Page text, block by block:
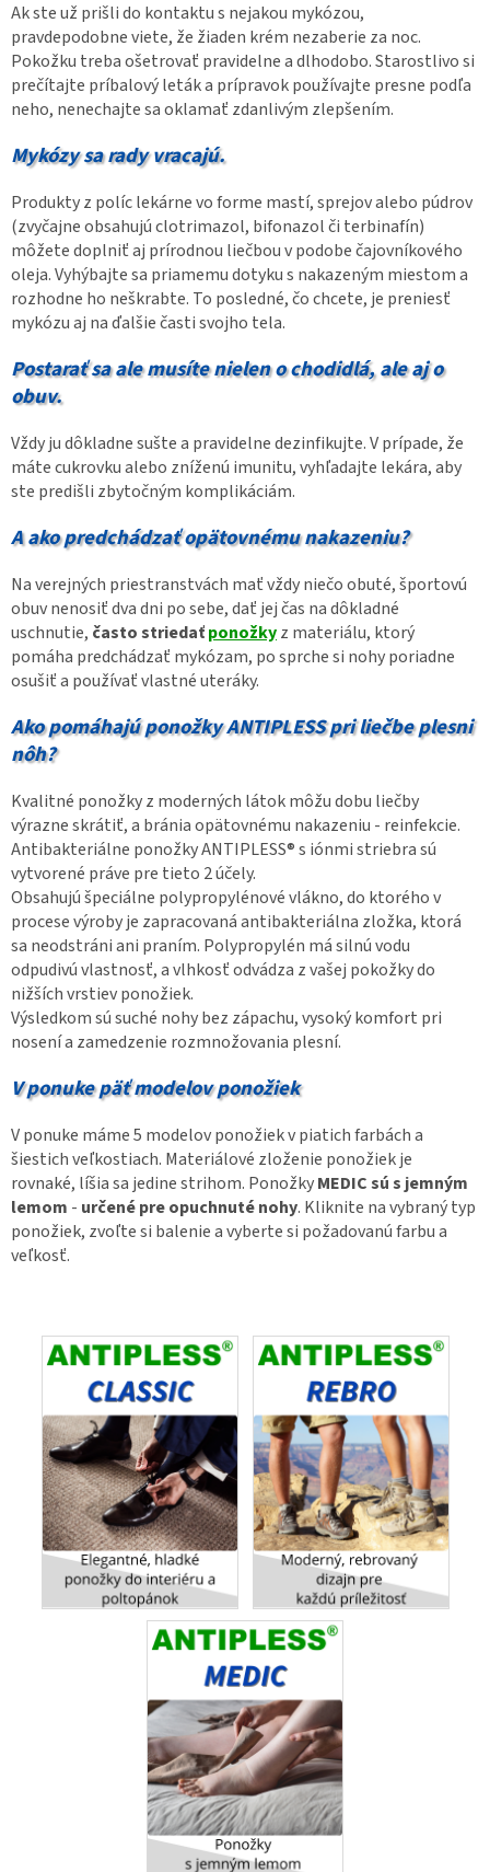
Ak ste už prišli do kontaktu s nejakou mykózou,
pravdepodobne viete, že žiaden krém nezaberie za noc.
Pokožku treba ošetrovať pravidelne a dlhodobo. Starostlivo si
prečítajte príbalový leták a prípravok používajte presne podľa
neho, nenechajte sa oklamať zdanlivým zlepšením.
Mykózy sa rady vracajú.
Produkty z políc lekárne vo forme mastí, sprejov alebo púdrov
(zvyčajne obsahujú clotrimazol, bifonazol či terbinafín)
môžete doplniť aj prírodnou liečbou v podobe čajovníkového
oleja. Vyhýbajte sa priamemu dotyku s nakazeným miestom a
rozhodne ho neškrabte. To posledné, čo chcete, je preniesť
mykózu aj na ďalšie časti svojho tela.
Postarať sa ale musíte nielen o chodidlá, ale aj o
obuv.
Vždy ju dôkladne sušte a pravidelne dezinfikujte. V prípade, že
máte cukrovku alebo zníženú imunitu, vyhľadajte lekára, aby
ste predišli zbytočným komplikáciám.
A ako predchádzať opätovnému nakazeniu?
Na verejných priestranstvách mať vždy niečo obuté, športovú
obuv nenosiť dva dni po sebe, dať jej čas na dôkladné
uschnutie, často striedaťponožkyz materiálu, ktorý
pomáha predchádzať mykózam, po sprche si nohy poriadne
osušiť a používať vlastné uteráky.
Ako pomáhajú ponožky ANTIPLESS pri liečbe plesni
nôh?
Kvalitné ponožky z moderných látok môžu dobu liečby
výrazne skrátiť, a bránia opätovnému nakazeniu - reinfekcie.
Antibakteriálne ponožky ANTIPLESS® s iónmi striebra sú
vytvorené práve pre tieto 2 účely.
Obsahujú špeciálne polypropylénové vlákno, do ktorého v
procese výroby je zapracovaná antibakteriálna zložka, ktorá
sa neodstráni ani praním. Polypropylén má silnú vodu
odpudivú vlastnosť, a vlhkosť odvádza z vašej pokožky do
nižších vrstiev ponožiek.
Výsledkom sú suché nohy bez zápachu, vysoký komfort pri
nosení a zamedzenie rozmnožovania plesní.
V ponuke päť modelov ponožiek
V ponuke máme 5 modelov ponožiek v piatich farbách a
šiestich veľkostiach. Materiálové zloženie ponožiek je
rovnaké, líšia sa jedine strihom. PonožkyMEDIC sú s jemným
lemom - určené pre opuchnuté nohy. Kliknite na vybraný typ
ponožiek, zvoľte si balenie a vyberte si požadovanú farbu a
veľkosť.